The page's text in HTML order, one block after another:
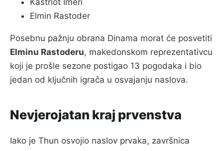
Elmin Rastoder
Posebnu pažnju obrana Dinama morat će posvetiti
Elminu Rastoderu, makedonskom reprezentativcu
koji je prošle sezone postigao 13 pogodaka i bio
jedan od ključnih igrača u osvajanju naslova.
Nevjerojatan kraj prvenstva
Iako je Thun osvojio naslov prvaka, završnica